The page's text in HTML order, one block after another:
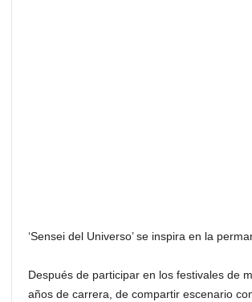
‘Sensei del Universo’ se inspira en la
Después de participar en los festivales de
años de carrera, de compartir escenario